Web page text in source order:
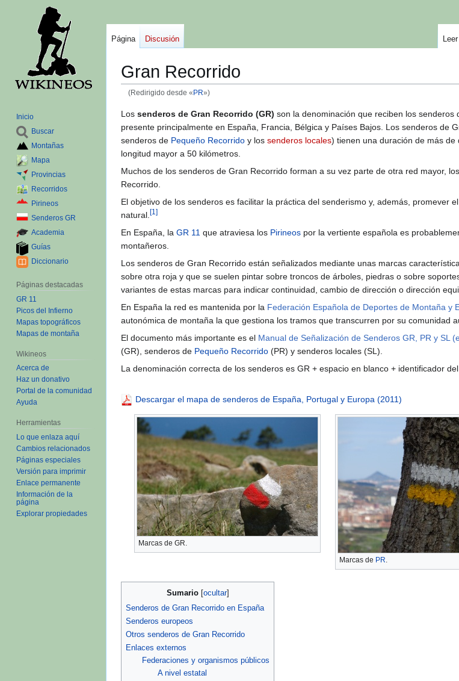
Gran Recorrido
(Redirigido desde « PR»)
Ir
a
la
navegación
Ir
a
la
búsqueda
Los senderos de Gran Recorrido (GR) son la denominación que reciben los senderos
presente principalmente en España, Francia, Bélgica y Países Bajos. Los senderos de
senderos de Pequeño Recorrido y los senderos locales) tienen una duración de más
longitud mayor a 50 kilómetros.
Muchos de los senderos de Gran Recorrido forman a su vez parte de otra red mayor,
Recorrido.
El objetivo de los senderos es facilitar la práctica del senderismo y, además, promever
natural. [1 ]
En España, la GR 11 que atraviesa los Pirineos por la vertiente española es
montañeros.
Los senderos de Gran Recorrido están señalizados mediante unas marcas
sobre otra roja y que se suelen pintar sobre troncos de árboles, piedras o sobre
variantes de estas marcas para indicar continuidad, cambio de dirección o dirección
En España la red es mantenida por la Federación Española de Deportes de Montaña y
autonómica de montaña la que gestiona los tramos que transcurren por su comunidad
El documento más importante es el Manual de Señalización de Senderos GR, PR y SL
(GR), senderos de Pequeño Recorrido (PR) y senderos locales (SL).
La denominación correcta de los senderos es GR + espacio en blanco + identificador
Descargar el mapa de senderos de España, Portugal y Europa (2011)
Marcas de GR.
Marcas de PR.
Sumario
Senderos de Gran Recorrido en España
Senderos europeos
Otros senderos de Gran Recorrido
Enlaces externos
Federaciones y organismos públicos
A nivel estatal
Página Discusión Leer
Inicio
Buscar
Montañas
Mapa
Provincias
Recorridos
Pirineos
Senderos GR
Academia
Guías
Diccionario
Páginas destacadas
GR 11
Picos del Infierno
Mapas topográficos
Mapas de montaña
Wikineos
Acerca de
Haz un donativo
Portal de la comunidad
Ayuda
Herramientas
Lo que enlaza aquí
Cambios relacionados
Páginas especiales
Versión para imprimir
Enlace permanente
Información de la
página
Explorar propiedades